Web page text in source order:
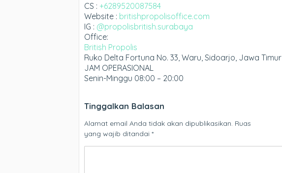
CS : +6289520087584
Website : britishpropolisoffice.com
IG : @propolisbritish.surabaya
Office:
British Propolis
Ruko Delta Fortuna No. 33, Waru, Sidoarjo, Jawa Timur
JAM OPERASIONAL
Senin-Minggu 08:00 – 20:00
Tinggalkan Balasan
Alamat email Anda tidak akan dipublikasikan. Ruas
yang wajib ditandai *